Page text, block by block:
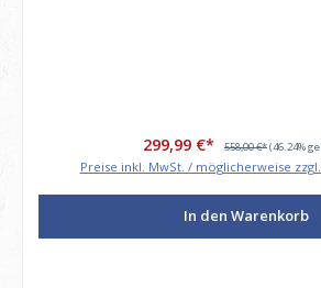
299,99 €* 558,00 €*(46.24%
Preise inkl. MwSt. / möglicherweise
In den Warenkorb